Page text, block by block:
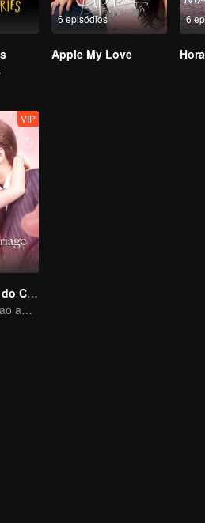
6 episódios
Apple My Love
6
VIP
Amor Começa do Casamento
Do casamento ao amor - CEO e namorada substituta